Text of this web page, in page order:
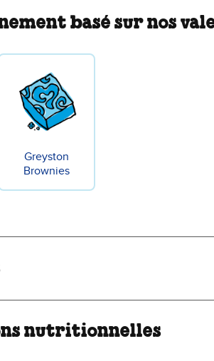
basé sur nos
Greyston
Brownies
nutritionnelles